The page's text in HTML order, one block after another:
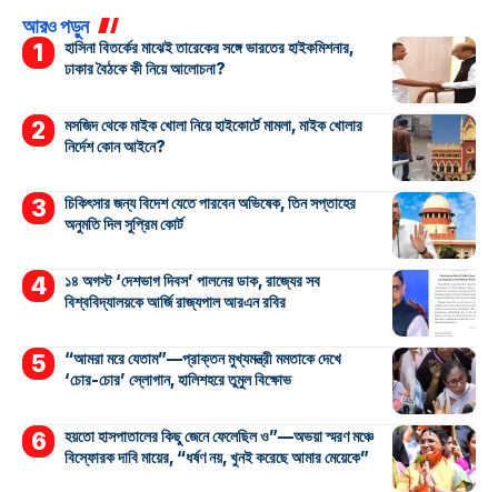
আরও পড়ুন
হাসিনা বিতর্কের মাঝেই তারেকের সঙ্গে ভারতের হাইকমিশনার,
ঢাকার বৈঠকে কী নিয়ে আলোচনা?
মসজিদ থেকে মাইক খোলা নিয়ে হাইকোর্টে মামলা, মাইক খোলার
নির্দেশ কোন আইনে?
চিকিৎসার জন্য বিদেশ যেতে পারবেন অভিষেক, তিন সপ্তাহের
অনুমতি দিল সুপ্রিম কোর্ট
১৪ অগস্ট ‘দেশভাগ দিবস’ পালনের ডাক, রাজ্যের সব
বিশ্ববিদ্যালয়কে আর্জি রাজ্যপাল আরএন রবির
“আমরা মরে যেতাম”—প্রাক্তন মুখ্যমন্ত্রী মমতাকে দেখে
‘চোর-চোর’ স্লোগান, হালিশহরে তুমুল বিক্ষোভ
হয়তো হাসপাতালের কিছু জেনে ফেলেছিল ও”—অভয়া স্মরণ মঞ্চে
বিস্ফোরক দাবি মায়ের, “ধর্ষণ নয়, খুনই করেছে আমার মেয়েকে”